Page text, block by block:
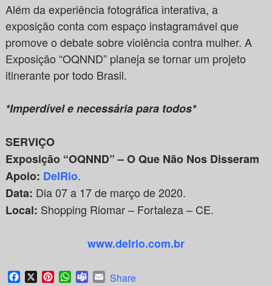
Além da experiência fotográfica interativa, a
exposição conta com espaço instagramável que
promove o debate sobre violência contra mulher. A
Exposição “OQNND” planeja se tornar um projeto
itinerante por todo Brasil.
*Imperdível e necessária para todos*
SERVIÇO
Exposição “OQNND” – O Que Não Nos Disseram
Apoio: DelRio.
Data: Dia 07 a 17 de março de 2020.
Local: Shopping Riomar – Fortaleza – CE.
www.delrio.com.br
Facebook
X PinterestWhatsApp
TeamsEmail
Share